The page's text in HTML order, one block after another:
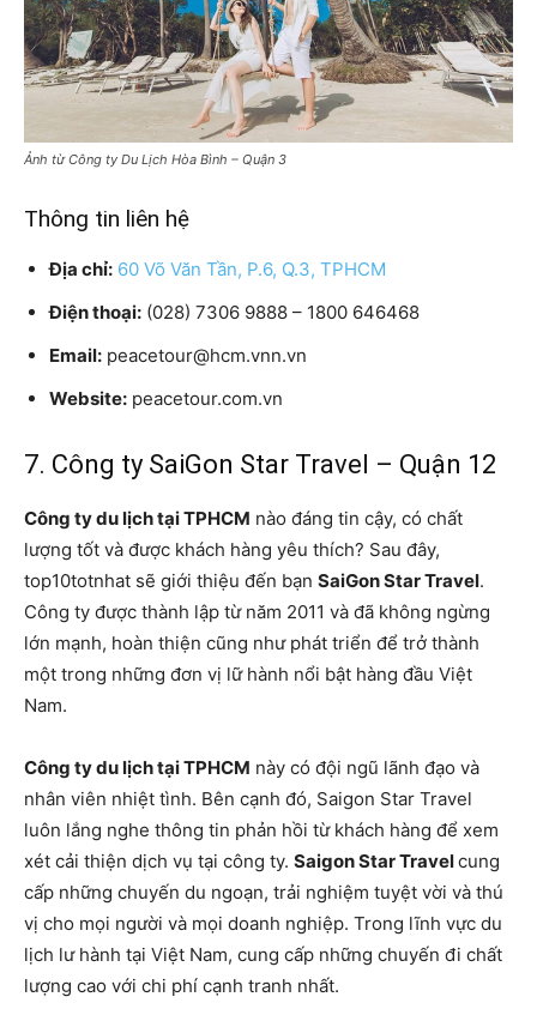
Ảnh từ Công ty Du Lịch Hòa Bình – Quận 3
Thông tin liên hệ
Địa chỉ: 60 Võ Văn Tần, P.6, Q.3, TPHCM
Điện thoại: (028) 7306 9888 – 1800 646468
Email: peacetour@hcm.vnn.vn
Website: peacetour.com.vn
7. Công ty SaiGon Star Travel – Quận 12
Công ty du lịch tại TPHCM nào đáng tin cậy, có chất
lượng tốt và được khách hàng yêu thích? Sau đây,
top10totnhat sẽ giới thiệu đến bạn SaiGon Star Travel.
Công ty được thành lập từ năm 2011 và đã không ngừng
lớn mạnh, hoàn thiện cũng như phát triển để trở thành
một trong những đơn vị lữ hành nổi bật hàng đầu Việt
Nam.
Công ty du lịch tại TPHCM này có đội ngũ lãnh đạo và
nhân viên nhiệt tình. Bên cạnh đó, Saigon Star Travel
luôn lắng nghe thông tin phản hồi từ khách hàng để xem
xét cải thiện dịch vụ tại công ty. Saigon Star Travelcung
cấp những chuyến du ngoạn, trải nghiệm tuyệt vời và thú
vị cho mọi người và mọi doanh nghiệp. Trong lĩnh vực du
lịch lư hành tại Việt Nam, cung cấp những chuyến đi chất
lượng cao với chi phí cạnh tranh nhất.